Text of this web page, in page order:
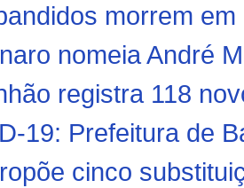
morrem
nomeia André
registra 118
19: Prefeitura de
cinco